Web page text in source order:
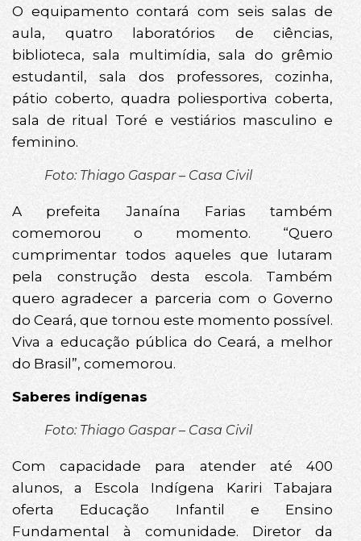
O equipamento contará com seis salas de
aula, quatro laboratórios de ciências,
biblioteca, sala multimídia, sala do grêmio
estudantil, sala dos professores, cozinha,
pátio coberto, quadra poliesportiva coberta,
sala de ritual Toré e vestiários masculino e
feminino.
Foto: Thiago Gaspar – Casa Civil
A prefeita Janaína Farias também
comemorou o momento. “Quero
cumprimentar todos aqueles que lutaram
pela construção desta escola. Também
quero agradecer a parceria com o Governo
do Ceará, que tornou este momento possível.
Viva a educação pública do Ceará, a melhor
do Brasil”, comemorou.
Saberes indígenas
Foto: Thiago Gaspar – Casa Civil
Com capacidade para atender até 400
alunos, a Escola Indígena Kariri Tabajara
oferta Educação Infantil e Ensino
Fundamental à comunidade. Diretor da